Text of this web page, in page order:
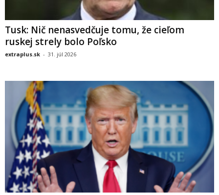
Tusk: Nič nenasvedčuje tomu, že cieľom
ruskej strely bolo Poľsko
extraplus.sk - 31. júl 2026